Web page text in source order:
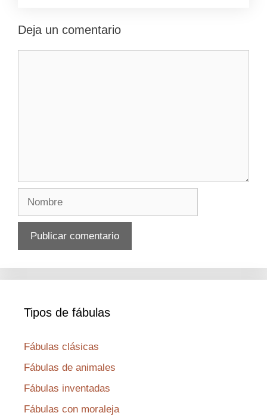
Deja un comentario
Tipos de fábulas
Fábulas clásicas
Fábulas de animales
Fábulas inventadas
Fábulas con moraleja